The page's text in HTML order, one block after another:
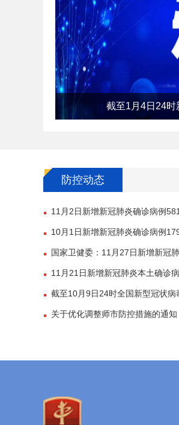
截至1月4日24
防控动态
11月2日新增新冠肺炎确诊病例
10月1日新增新冠肺炎确诊病例
国家卫健委：11月27日新增新冠
11月21日新增新冠肺炎本土确诊
截至10月9日24时全国新型冠状病
关于优化调整师市防控措施的通知